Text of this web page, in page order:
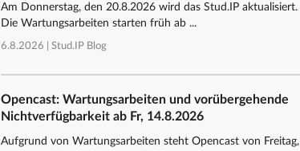
Am Donnerstag, den 20.8.2026 wird das Stud.IP aktualisiert.
Die Wartungsarbeiten starten früh ab ...
6.8.2026 | Stud.IP Blog
Opencast: Wartungsarbeiten und vorübergehende
Nichtverfügbarkeit ab Fr, 14.8.2026
Aufgrund von Wartungsarbeiten steht Opencast von Freitag,